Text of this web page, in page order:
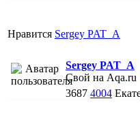
Нравится Sergey PAT_A
Sergey PAT_A
Свой на Aqa.ru
3687 4004